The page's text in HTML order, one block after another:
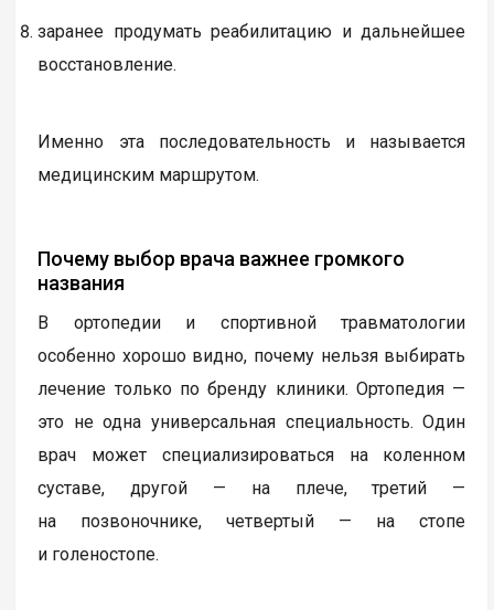
заранее продумать реабилитацию и дальнейшее
восстановление.
Именно эта последовательность и называется
медицинским маршрутом.
Почему выбор врача важнее громкого
названия
В ортопедии и спортивной травматологии
особенно хорошо видно, почему нельзя выбирать
лечение только по бренду клиники. Ортопедия —
это не одна универсальная специальность. Один
врач может специализироваться на коленном
суставе, другой — на плече, третий —
на позвоночнике, четвертый — на стопе
и голеностопе.